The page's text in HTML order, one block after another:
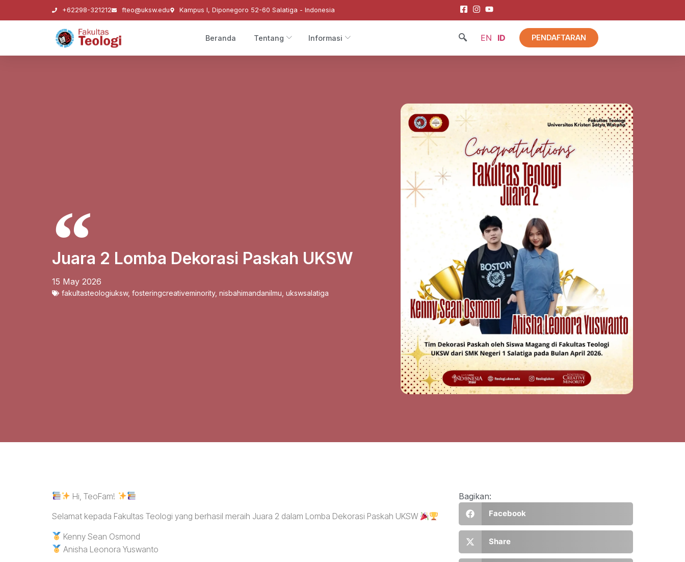
+62298-321212 fteo@uksw.edu Kampus I, Diponegoro 52-60 Salatiga - Indonesia
Beranda Tentang Informasi EN ID PENDAFTARAN
Juara 2 Lomba Dekorasi Paskah UKSW
15 May 2026
fakultasteologiuksw, fosteringcreativeminority, nisbahimandanilmu ukswsalatiga
Hi, TeoFam!
Selamat kepada Fakultas Teologi yang berhasil meraih Juara 2 dalam Lomba Dekorasi Paskah UKSW
Kenny Sean Osmond
Anisha Leonora Yuswanto
Bagikan:
Facebook
Share